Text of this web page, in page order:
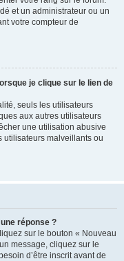
et un administrateur ou un
votre compteur de
je clique sur le lien de
seuls les utilisateurs
aux autres utilisateurs
une utilisation abusive
utilisateurs malveillants ou
réponse ?
sur le bouton « Nouveau
message, cliquez sur le
d’être inscrit avant de